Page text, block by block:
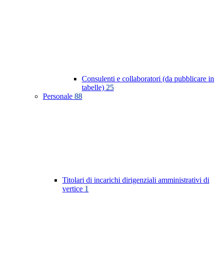
Consulenti e collaboratori (da pubblicare in
tabelle) 25
Personale 88
Titolari di incarichi dirigenziali amministrativi di
vertice 1